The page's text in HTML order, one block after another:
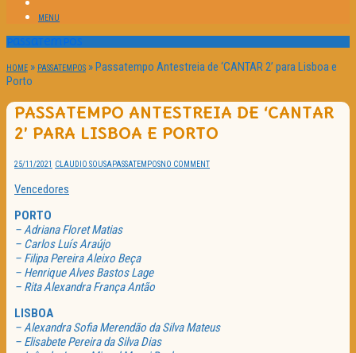
MENU
Passatempos
HOME » PASSATEMPOS »Passatempo Antestreia de ‘CANTAR 2’ para Lisboa e
Porto
PASSATEMPO ANTESTREIA DE ‘CANTAR
2’ PARA LISBOA E PORTO
25/11/2021 CLAUDIO SOUSAPASSATEMPOSNO COMMENT
Vencedores
PORTO
– Adriana Floret Matias
– Carlos Luís Araújo
– Filipa Pereira Aleixo Beça
– Henrique Alves Bastos Lage
– Rita Alexandra França Antão
LISBOA
– Alexandra Sofia Merendão da Silva Mateus
– Elisabete Pereira da Silva Dias